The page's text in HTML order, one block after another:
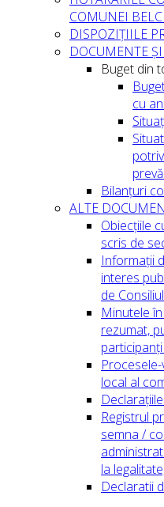
COMUNEI
DISPOZIȚIILE
DOCUMENTE
Buget din
cu
Bilanțuri
ALTE
Obiecțiile
scris de
Informații
interes
de
Minutele
rezumat,
local al
Registrul
semna /
la
Declaratii